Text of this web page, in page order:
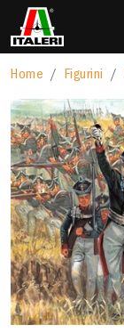
Home Figurini